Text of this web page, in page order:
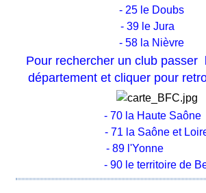
- 25 le
- 39 le Jura
- 58 la
Pour rechercher un club passer
département et cliquer pour
- 70 la Haute Saône
- 71 la Saône et
- 89 l'Yonne
- 90 le territoire de